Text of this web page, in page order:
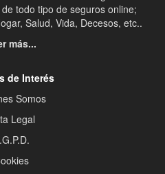
todo tipo de seguros online;
Salud, Vida, Decesos, etc..
más...
de Interés
Somos
Legal